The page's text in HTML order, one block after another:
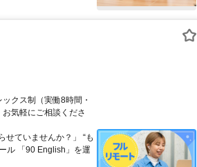
クス制（実働8時間・
気軽にご相談くださ
せていませんか？」 “も
ル 「90 English」を運